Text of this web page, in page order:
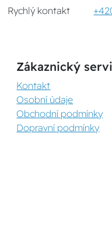
Rychlý kontakt
Zákaznický
Kontakt
Osobní údaje
Obchodní podmínky
Dopravní podmínky